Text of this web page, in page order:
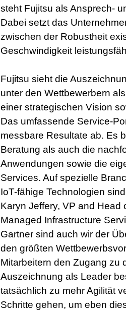
steht Fujitsu als Ansprech-
Dabei setzt das
zwischen der Robustheit
Geschwindigkeit
Fujitsu sieht die
unter den Wettbewerbern
einer strategischen Vision
Das umfassende Service-
messbare Resultate ab. Es
Beratung als auch die
Anwendungen sowie die
Services. Auf spezielle
IoT-fähige Technologien
Karyn Jeffery, VP and Head
Managed Infrastructure
Gartner sind auch wir der
den größten
Mitarbeitern den Zugang zu
Auszeichnung als Leader
tatsächlich zu mehr Agilität
Schritte gehen, um eben